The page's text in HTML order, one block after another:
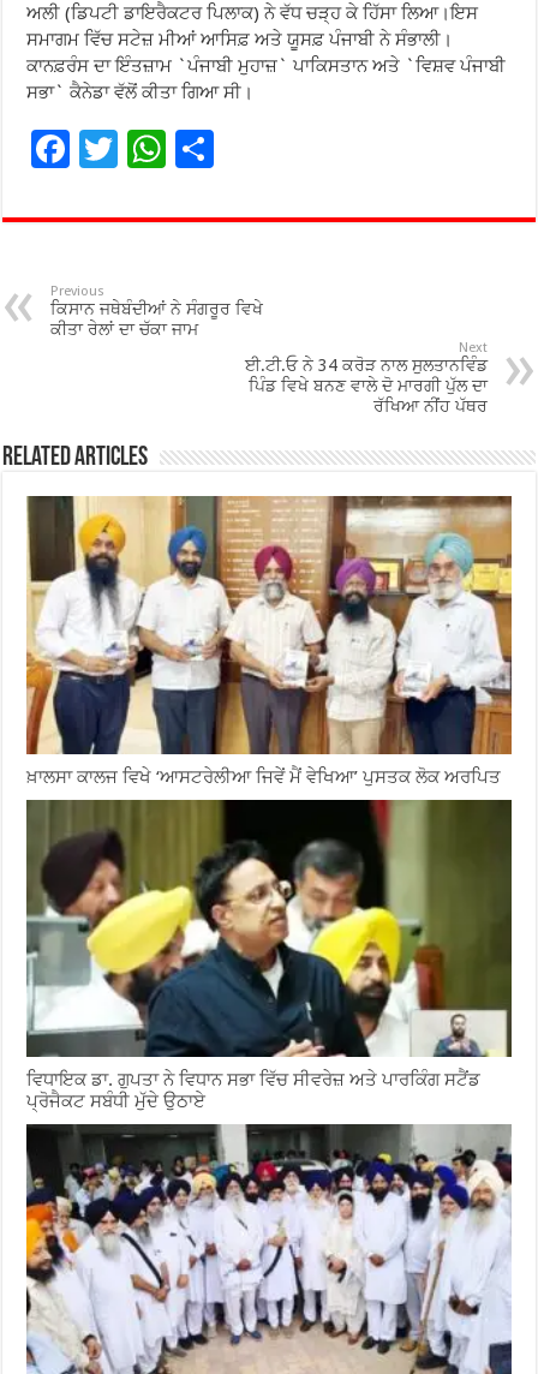
ਅਲੀ (ਡਿਪਟੀ ਡਾਇਰੈਕਟਰ ਪਿਲਾਕ) ਨੇ ਵੱਧ ਚੜ੍ਹ ਕੇ ਹਿੱਸਾ ਲਿਆ।ਇਸ
ਸਮਾਗਮ ਵਿੱਚ ਸਟੇਜ਼ ਮੀਆਂ ਆਸਿਫ਼ ਅਤੇ ਯੂਸਫ਼ ਪੰਜਾਬੀ ਨੇ ਸੰਭਾਲੀ।
ਕਾਨਫ਼ਰੰਸ ਦਾ ਇੰਤਜ਼ਾਮ `ਪੰਜਾਬੀ ਮੁਹਾਜ਼` ਪਾਕਿਸਤਾਨ ਅਤੇ `ਵਿਸ਼ਵ ਪੰਜਾਬੀ
ਸਭਾ` ਕੈਨੇਡਾ ਵੱਲੋਂ ਕੀਤਾ ਗਿਆ ਸੀ।
F
e
o
o
T
tt
W
at
p
p
ar
Previous
ਕਿਸਾਨ ਜਥੇਬੰਦੀਆਂ ਨੇ ਸੰਗਰੂਰ ਵਿਖੇ
ਕੀਤਾ ਰੇਲਾਂ ਦਾ ਚੱਕਾ ਜਾਮ
Next
ਈ.ਟੀ.ਓ ਨੇ 34 ਕਰੋੜ ਨਾਲ ਸੁਲਤਾਨਵਿੰਡ
ਪਿੰਡ ਵਿਖੇ ਬਨਣ ਵਾਲੇ ਦੋ ਮਾਰਗੀ ਪੁੱਲ ਦਾ
ਰੱਖਿਆ ਨੀਂਹ ਪੱਥਰ
Related Articles
ਖ਼ਾਲਸਾ ਕਾਲਜ ਵਿਖੇ ‘ਆਸਟਰੇਲੀਆ ਜਿਵੇਂ ਮੈਂ ਵੇਖਿਆ’ ਪੁਸਤਕ ਲੋਕ ਅਰਪਿਤ
ਵਿਧਾਇਕ ਡਾ. ਗੁਪਤਾ ਨੇ ਵਿਧਾਨ ਸਭਾ ਵਿੱਚ ਸੀਵਰੇਜ਼ ਅਤੇ ਪਾਰਕਿੰਗ ਸਟੈਂਡ
ਪ੍ਰੋਜੈਕਟ ਸਬੰਧੀ ਮੁੱਦੇ ਉਠਾਏ